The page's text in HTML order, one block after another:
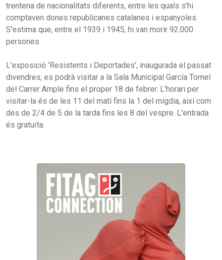
trentena de nacionalitats diferents, entre les quals s'hi
comptaven dones republicanes catalanes i espanyoles.
S'estima que, entre el 1939 i 1945, hi van morir 92.000
persones.
L'exposició 'Resistents i Deportades', inaugurada el passat
divendres, es podrà visitar a la Sala Municipal García Tornel
del Carrer Ample fins el proper 18 de febrer. L'horari per
visitar-la és de les 11 del matí fins la 1 del migdia, així com
des de 2/4 de 5 de la tarda fins les 8 del vespre. L'entrada
és gratuïta.